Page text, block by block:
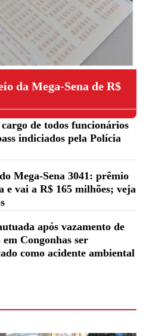
da Mega-Sena de R$
cargo de todos funcionários
indiciados pela Polícia
Mega-Sena 3041: prêmio
e vai a R$ 165 milhões; veja
após vazamento de
Congonhas ser
como acidente ambiental